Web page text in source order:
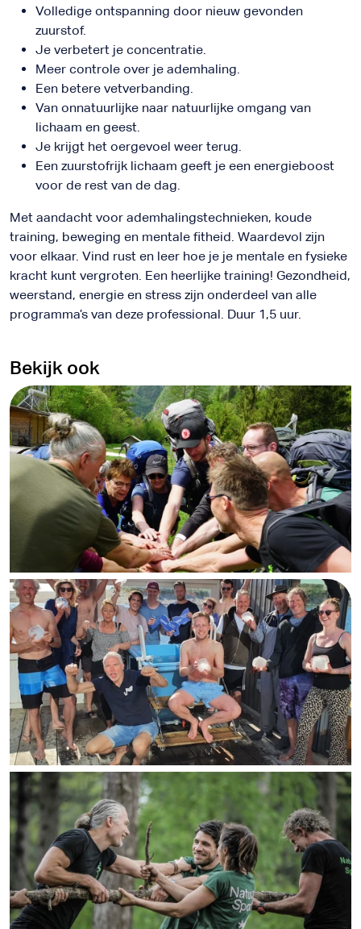
Volledige ontspanning door nieuw gevonden
zuurstof.
Je verbetert je concentratie.
Meer controle over je ademhaling.
Een betere vetverbanding.
Van onnatuurlijke naar natuurlijke omgang van
lichaam en geest.
Je krijgt het oergevoel weer terug.
Een zuurstofrijk lichaam geeft je een energieboost
voor de rest van de dag.
Met aandacht voor ademhalingstechnieken, koude
training, beweging en mentale fitheid. Waardevol zijn
voor elkaar. Vind rust en leer hoe je je mentale en fysieke
kracht kunt vergroten. Een heerlijke training! Gezondheid,
weerstand, energie en stress zijn onderdeel van alle
programma’s van deze professional. Duur 1,5 uur.
Bekijk ook